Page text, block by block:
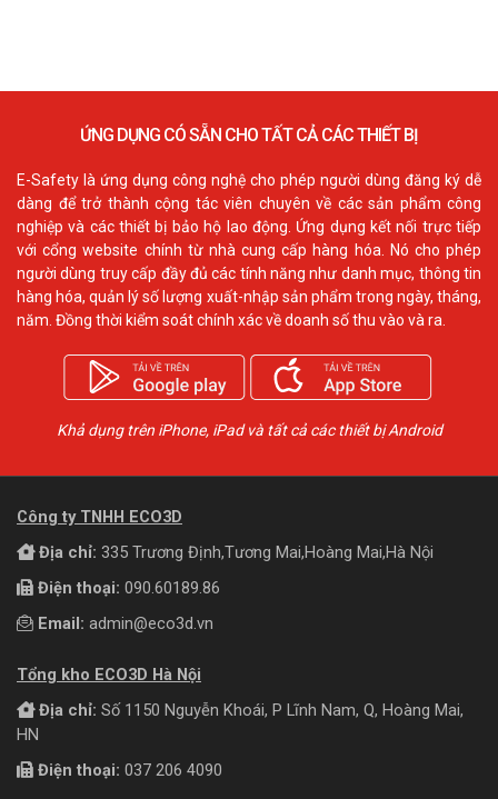
ỨNG DỤNG CÓ SẴN CHO TẤT CẢ CÁC THIẾT BỊ
E-Safety là ứng dụng công nghệ cho phép người dùng đăng ký dễ
dàng để trở thành cộng tác viên chuyên về các sản phẩm công
nghiệp và các thiết bị bảo hộ lao động. Ứng dụng kết nối trực tiếp
với cổng website chính từ nhà cung cấp hàng hóa. Nó cho phép
người dùng truy cấp đầy đủ các tính năng như danh mục, thông tin
hàng hóa, quản lý số lượng xuất-nhập sản phẩm trong ngày, tháng,
năm. Đồng thời kiểm soát chính xác về doanh số thu vào và ra.
Khả dụng trên iPhone, iPad và tất cả các thiết bị Android
Công ty TNHH ECO3D
Địa chỉ: 335 Trương Định,Tương Mai,Hoàng Mai,Hà Nội
Điện thoại: 090.60189.86
Email: admin@eco3d.vn
Tổng kho ECO3D Hà Nội
Địa chỉ: Số 1150 Nguyễn Khoái, P Lĩnh Nam, Q, Hoàng Mai,
HN
Điện thoại: 037 206 4090